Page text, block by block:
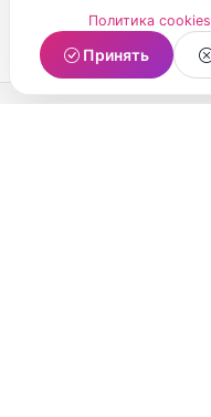
Политика cookies
Принять